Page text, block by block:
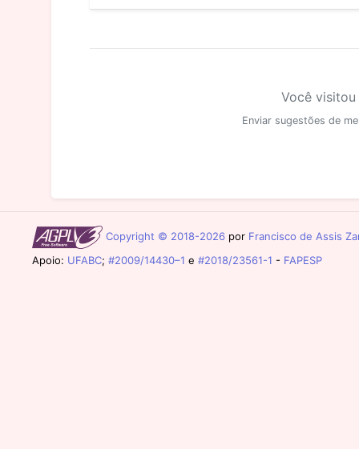
Você
Enviar sugestões de
Copyright © 2018-2026 por Francisco de Assis
Apoio: UFABC; #2009/14430–1 e #2018/23561-1 - FAPESP